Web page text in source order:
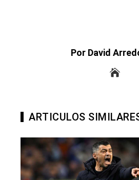
Por David
ARTICULOS